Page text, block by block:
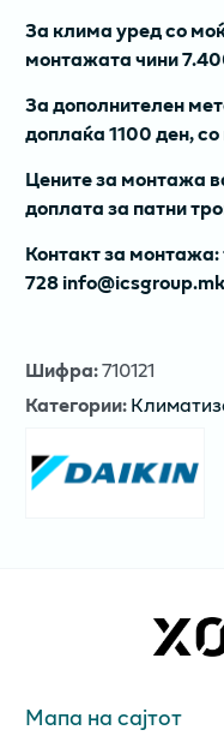
За клима уред со
монтажата чини
За дополнителен
доплаќа 1100 ден,
Цените за монтажа
доплата за патни
Контакт за
728 info@icsgroup.mk
Шифра:710121
Категории:
Мапа на сајтот